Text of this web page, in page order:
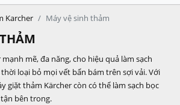
Karcher Máy vệ sinh thảm
mẽ, đa năng, cho hiệu quả làm sạch
loại bỏ mọi vết bẩn bám trên sợi vải. Với
giặt thảm Kärcher còn có thể làm sạch bọc
bên trong.